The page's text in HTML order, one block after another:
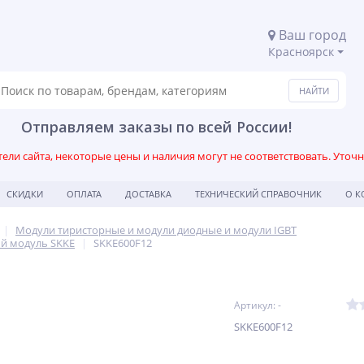
Ваш город
Красноярск
Отправляем заказы по всей России!
сайта, некоторые цены и наличия могут не соответствовать.
СКИДКИ ОПЛАТА ДОСТАВКА ТЕХНИЧЕСКИЙ СПРАВОЧНИК О
Модули тиристорные и модули диодные и модули IGBT
модуль SKKE
SKKE600F12
Артикул: -
SKKE600F12